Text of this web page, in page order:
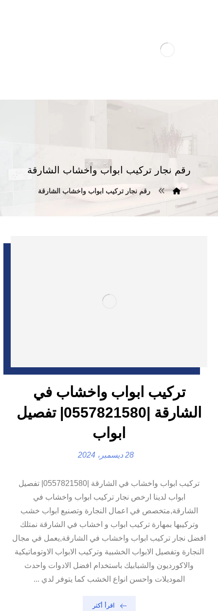
رقم نجار تركيب ابواب واخشاب الشارقة
رقم نجار تركيب ابواب واخشاب الشارقة
تركيب ابواب واخشاب في
الشارقة |0557821580| تفصيل
ابواب
28 ديسمبر، 2024
تركيب ابواب واخشاب في الشارقة |0557821580| تفصيل
ابواب لدينا ارخص نجار تركيب ابواب واخشاب في
الشارقة,متخصص في اعمال النجارة وتصنيع ابواب خشب
وتركيبها بمهارة تركيب ابواب و اخشاب في الشارقة نمتلك
افضل نجار تركيب ابواب واخشاب في الشارقة,يعمل في مجال
النجارة وتفصيل الابواب الخشبية وتركيب الابواب الاوتوماتيكية
والاكورديون والشبابيك باستخدام افضل الادوات واحدث
الموديلات واحسن انواع الخشب كما يتوفر لدي ...
اقرأ أكثر